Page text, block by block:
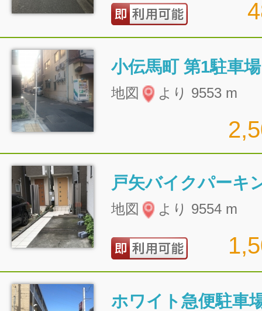
小伝馬町 第1駐車場
地図 より 9553 m
戸矢バイクパーキ
地図 より 9554 m
ホワイト急便駐車